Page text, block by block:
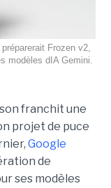
Frozen v2,
modèles dIA Gemini.
franchit une
projet de puce
Google
de
ses modèles